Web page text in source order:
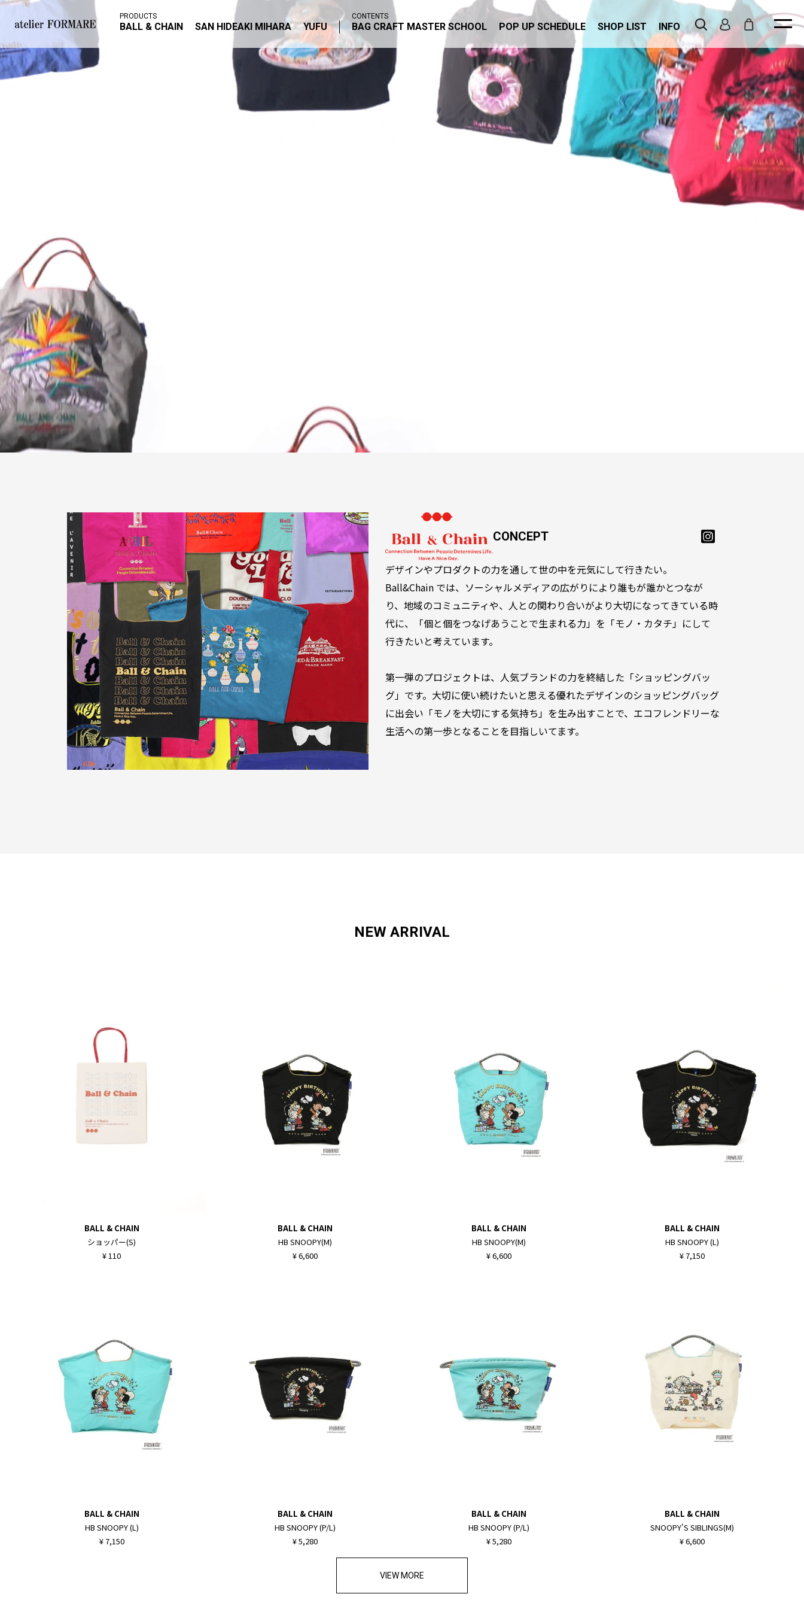
PRODUCTS
BALL & CHAIN SAN HIDEAKI MIHARA YUFU
CONTENTS
BAG CRAFT MASTER SCHOOL POP UP SCHEDULE SHOP LIST INFO
CONCEPT
デザインやプロダクトの力を通して世の中を元気にして行きたい。
Ball&Chain では、ソーシャルメディアの広がりにより誰もが誰かとつなが
り、地域のコミュニティや、人との関わり合いがより大切になってきている時
代に、「個と個をつなげあうことで生まれる力」を「モノ・カタチ」にして
行きたいと考えています。
第一弾のプロジェクトは、人気ブランドの力を終結した「ショッピングバッ
グ」です。大切に使い続けたいと思える優れたデザインのショッピングバッグ
に出会い「モノを大切にする気持ち」を生み出すことで、エコフレンドリーな
生活への第一歩となることを目指しいてます。
NEW ARRIVAL
BALL & CHAIN
ショッパー(S)
¥ 110
BALL & CHAIN
HB SNOOPY(M)
¥ 6,600
BALL & CHAIN
HB SNOOPY(M)
¥ 6,600
BALL & CHAIN
HB SNOOPY (L)
¥ 7,150
BALL & CHAIN
HB SNOOPY (L)
¥ 7,150
BALL & CHAIN
HB SNOOPY (P/L)
¥ 5,280
BALL & CHAIN
HB SNOOPY (P/L)
¥ 5,280
BALL & CHAIN
SNOOPY'S SIBLINGS(M)
¥ 6,600
VIEW MORE